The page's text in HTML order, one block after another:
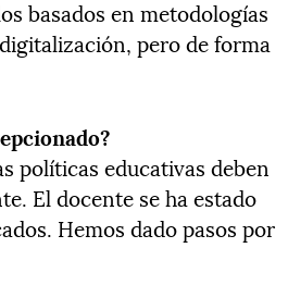
basados en metodologías
pero de forma
políticas educativas deben
El docente se ha estado
Hemos dado pasos por